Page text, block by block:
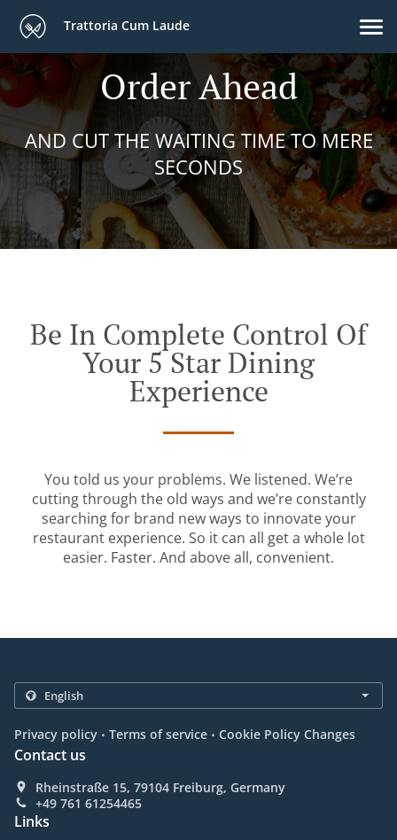
Trattoria Cum Laude
Order Ahead
AND CUT THE WAITING TIME TO MERE
SECONDS
Be In Complete Control Of
Your 5 Star Dining
Experience
You told us your problems. We listened. We’re
cutting through the old ways and we’re constantly
searching for brand new ways to innovate your
restaurant experience. So it can all get a whole lot
easier. Faster. And above all, convenient.
Privacy policy . Terms of service . Cookie Policy Changes
Contact us
Rheinstraße 15, 79104 Freiburg, Germany
+49 761 61254465
Links